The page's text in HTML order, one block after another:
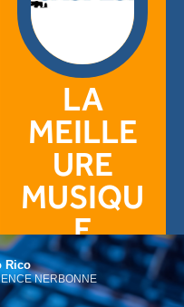
Rico
NERBONNE